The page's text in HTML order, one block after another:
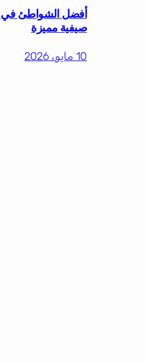
أفضل الشواطئ
صيفية مميزة
10 مايو، 2026